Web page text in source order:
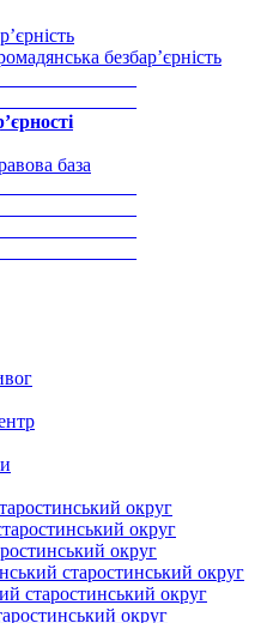
безбар’єрність
база
округ
округ
округ
старостинський округ
старостинський округ
округ